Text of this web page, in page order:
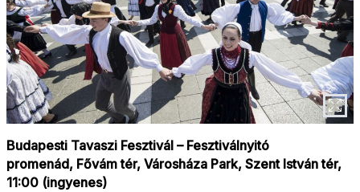
Budapesti Tavaszi Fesztivál – Fesztiválnyitó
promenád, Fővám tér, Városháza Park, Szent István tér,
11:00 (ingyenes)